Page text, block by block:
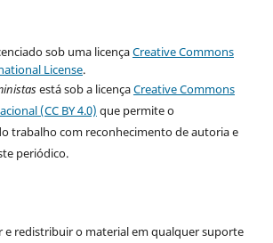
sob uma licençaCreative Commons
License.
está sob a licençaCreative Commons
(CC BY 4.0) que permite o
trabalho com reconhecimento de autoria e
periódico.
e redistribuir o material em qualquer suporte